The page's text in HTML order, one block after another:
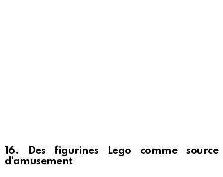
16. Des figurines Lego comme source
d’amusement